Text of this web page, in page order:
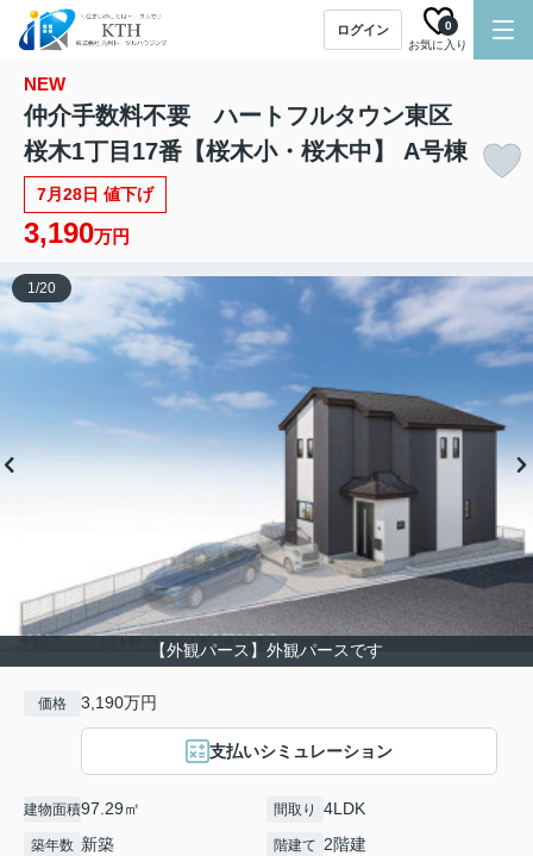
ログイン
お気に入り
0
NEW
仲介手数料不要 ハートフルタウン東区
桜木1丁目17番【桜木小・桜木中】 A号棟
7月28日 値下げ
3,190万円
【外観パース】外観パースです
1/20
価格 3,190万円
支払いシミュレーション
建物面積97.29㎡ 間取り 4LDK
築年数 新築 階建て 2階建